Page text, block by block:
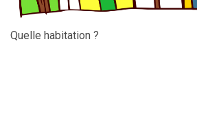
Quelle habitation ?